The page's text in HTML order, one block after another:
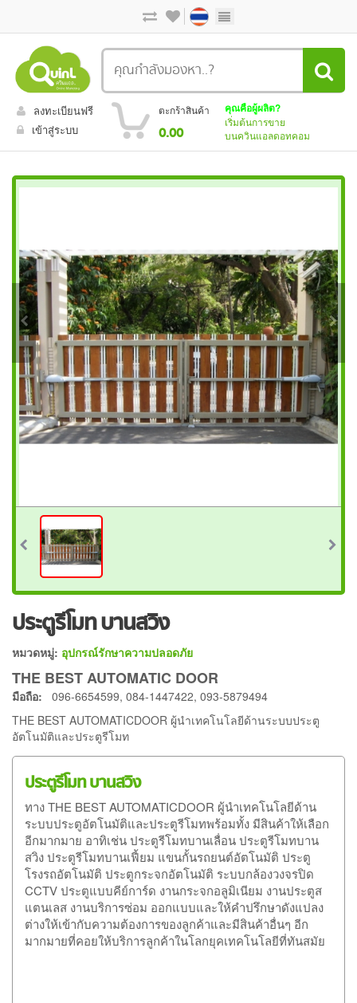
ลงทะเบียนฟรี
เข้าสู่ระบบ
ตะกร้าสินค้า
0.00
คุณคือผู้ผลิต?
เริ่มต้นการขาย
บนควินแอลดอทคอม
ประตูรีโมท บานสวิง
หมวดหมู่: อุปกรณ์รักษาความปลอดภัย
THE BEST AUTOMATIC DOOR
มือถือ: 096-6654599, 084-1447422, 093-5879494
THE BEST AUTOMATICDOOR ผู้นำเทคโนโลยีด้านระบบประตู
อัตโนมัติและประตูรีโมท
ประตูรีโมท บานสวิง
ทาง THE BEST AUTOMATICDOOR ผู้นำเทคโนโลยีด้าน
ระบบประตูอัตโนมัติและประตูรีโมทพร้อมทั้ง มีสินค้าให้เลือก
อีกมากมาย อาทิเช่น ประตูรีโมทบานเลื่อน ประตูรีโมทบาน
สวิง ประตูรีโมทบานเฟี้ยม แขนกั้นรถยนต์อัตโนมัติ ประตู
โรงรถอัตโนมัติ ประตูกระจกอัตโนมัติ ระบบกล้องวงจรปิด
CCTV ประตูแบบคีย์การ์ด งานกระจกอลูมิเนียม งานประตูส
แตนเลส งานบริการซ่อม ออกแบบและให้คำปรึกษาดังแปลง
ต่างให้เข้ากับความต้องการของลูกค้าและมีสินค้าอื่นๆ อีก
มากมายที่คอยให้บริการลูกค้าในโลกยุคเทคโนโลยีที่ทันสมัย